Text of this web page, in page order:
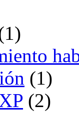
(1)
(2)